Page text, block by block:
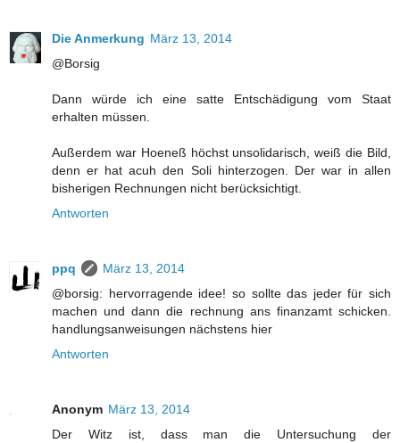
Die Anmerkung März 13, 2014
@Borsig
Dann würde ich eine satte Entschädigung vom Staat
erhalten müssen.
Außerdem war Hoeneß höchst unsolidarisch, weiß die Bild,
denn er hat acuh den Soli hinterzogen. Der war in allen
bisherigen Rechnungen nicht berücksichtigt.
Antworten
ppq
März 13, 2014
@borsig: hervorragende idee! so sollte das jeder für sich
machen und dann die rechnung ans finanzamt schicken.
handlungsanweisungen nächstens hier
Antworten
Anonym März 13, 2014
Der Witz ist, dass man die Untersuchung der